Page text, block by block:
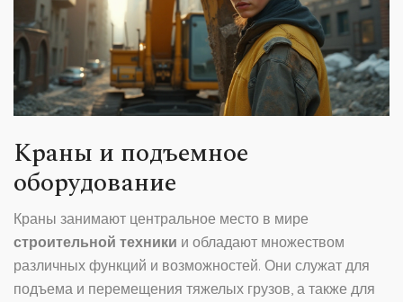
Краны и подъемное
оборудование
Краны занимают центральное место в мире
строительной техники и обладают множеством
различных функций и возможностей. Они служат для
подъема и перемещения тяжелых грузов, а также для